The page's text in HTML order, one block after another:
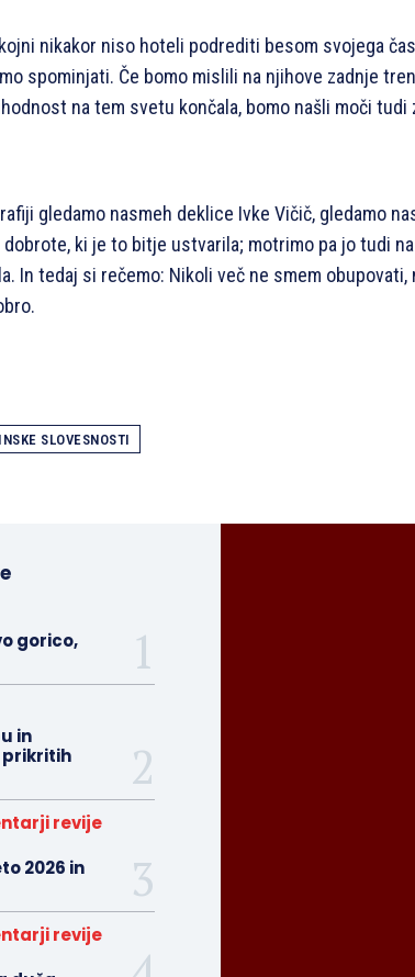
nikakor niso hoteli podrediti besom svojega
spominjati. Če bomo mislili na njihove zadnje
na tem svetu končala, bomo našli moči
gledamo nasmeh deklice Ivke Vičič, gledamo
ki je to bitje ustvarila; motrimo pa jo tudi
In tedaj si rečemo: Nikoli več ne smem obupovati,
SLOVESNOSTI
gorico,
in
prikritih
revije
2026 in
revije